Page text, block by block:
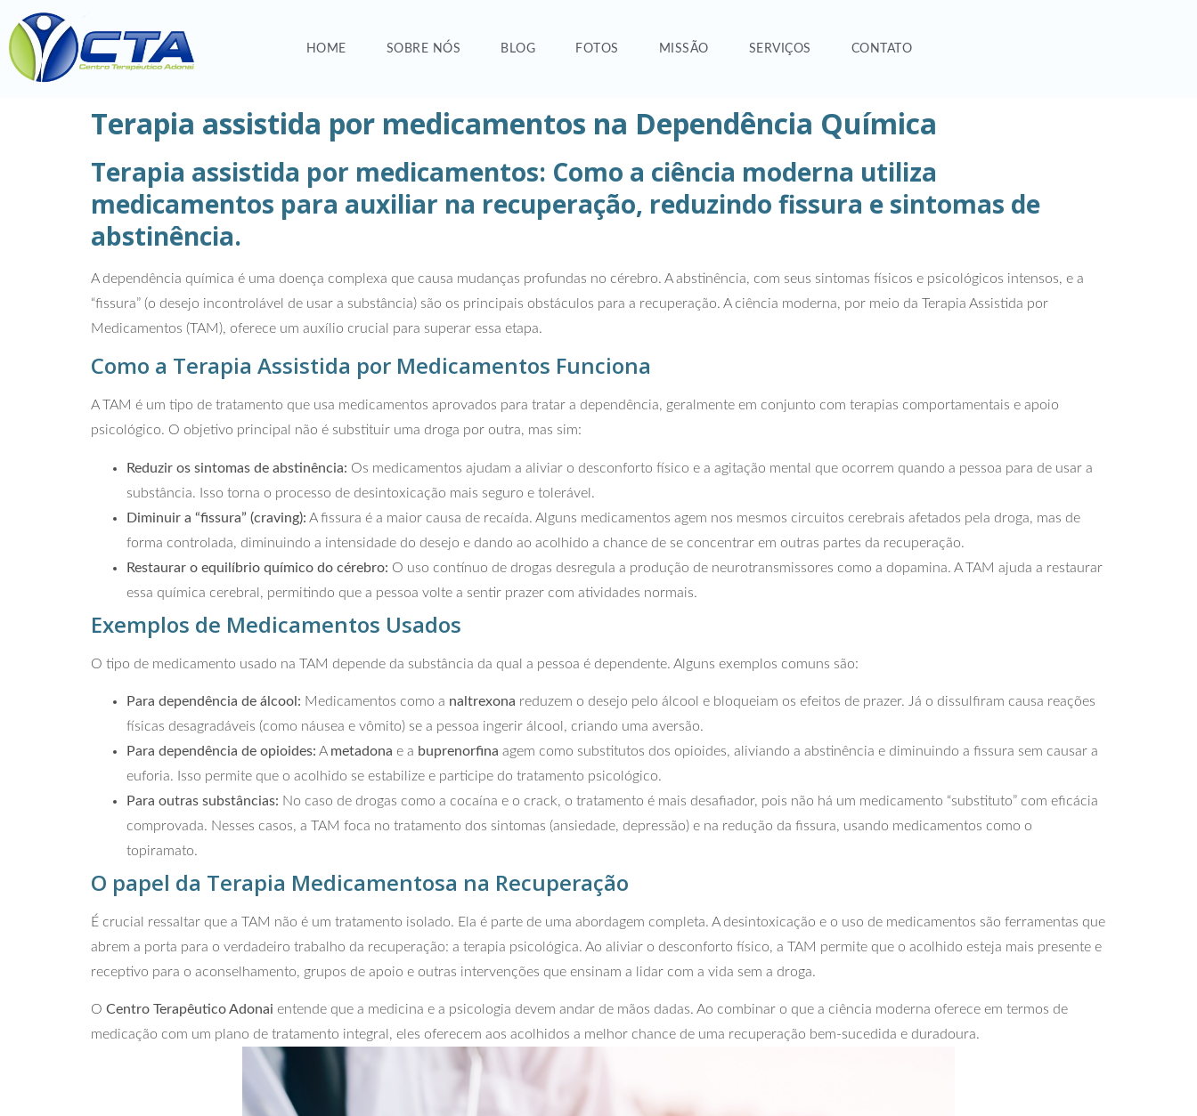
HOME SOBRE NÓS BLOG FOTOS MISSÃO SERVIÇOS CONTATO
Terapia assistida por medicamentos na Dependência Química
Terapia assistida por medicamentos: Como a ciência moderna utiliza
medicamentos para auxiliar na recuperação, reduzindo fissura e sintomas de
abstinência.
A dependência química é uma doença complexa que causa mudanças profundas no cérebro. A abstinência, com seus sintomas físicos e psicológicos intensos, e a
“fissura” (o desejo incontrolável de usar a substância) são os principais obstáculos para a recuperação. A ciência moderna, por meio da Terapia Assistida por
Medicamentos (TAM), oferece um auxílio crucial para superar essa etapa.
Como a Terapia Assistida por Medicamentos Funciona
A TAM é um tipo de tratamento que usa medicamentos aprovados para tratar a dependência, geralmente em conjunto com terapias comportamentais e apoio
psicológico. O objetivo principal não é substituir uma droga por outra, mas sim:
Reduzir os sintomas de abstinência: Os medicamentos ajudam a aliviar o desconforto físico e a agitação mental que ocorrem quando a pessoa para de usar a
substância. Isso torna o processo de desintoxicação mais seguro e tolerável.
Diminuir a “fissura” (craving): A fissura é a maior causa de recaída. Alguns medicamentos agem nos mesmos circuitos cerebrais afetados pela droga, mas de
forma controlada, diminuindo a intensidade do desejo e dando ao acolhido a chance de se concentrar em outras partes da recuperação.
Restaurar o equilíbrio químico do cérebro: O uso contínuo de drogas desregula a produção de neurotransmissores como a dopamina. A TAM ajuda a restaurar
essa química cerebral, permitindo que a pessoa volte a sentir prazer com atividades normais.
Exemplos de Medicamentos Usados
O tipo de medicamento usado na TAM depende da substância da qual a pessoa é dependente. Alguns exemplos comuns são:
Para dependência de álcool: Medicamentos como a naltrexona reduzem o desejo pelo álcool e bloqueiam os efeitos de prazer. Já o dissulfiram causa reações
físicas desagradáveis (como náusea e vômito) se a pessoa ingerir álcool, criando uma aversão.
Para dependência de opioides: A metadona e a buprenorfina agem como substitutos dos opioides, aliviando a abstinência e diminuindo a fissura sem causar a
euforia. Isso permite que o acolhido se estabilize e participe do tratamento psicológico.
Para outras substâncias: No caso de drogas como a cocaína e o crack, o tratamento é mais desafiador, pois não há um medicamento “substituto” com eficácia
comprovada. Nesses casos, a TAM foca no tratamento dos sintomas (ansiedade, depressão) e na redução da fissura, usando medicamentos como o
topiramato.
O papel da Terapia Medicamentosa na Recuperação
É crucial ressaltar que a TAM não é um tratamento isolado. Ela é parte de uma abordagem completa. A desintoxicação e o uso de medicamentos são ferramentas que
abrem a porta para o verdadeiro trabalho da recuperação: a terapia psicológica. Ao aliviar o desconforto físico, a TAM permite que o acolhido esteja mais presente e
receptivo para o aconselhamento, grupos de apoio e outras intervenções que ensinam a lidar com a vida sem a droga.
O Centro Terapêutico Adonai entende que a medicina e a psicologia devem andar de mãos dadas. Ao combinar o que a ciência moderna oferece em termos de
medicação com um plano de tratamento integral, eles oferecem aos acolhidos a melhor chance de uma recuperação bem-sucedida e duradoura.